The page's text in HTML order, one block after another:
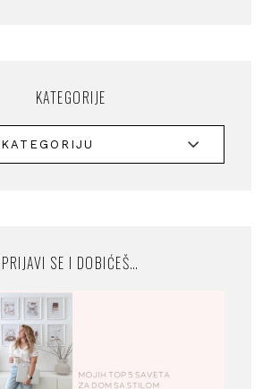
KATEGORIJE
PRIJAVI SE I DOBIĆEŠ…